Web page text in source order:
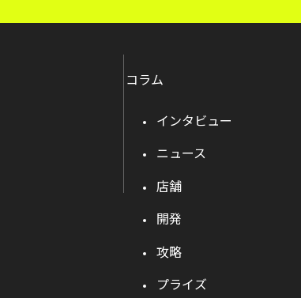
コラム
インタビュー
ニュース
店舗
開発
攻略
プライズ